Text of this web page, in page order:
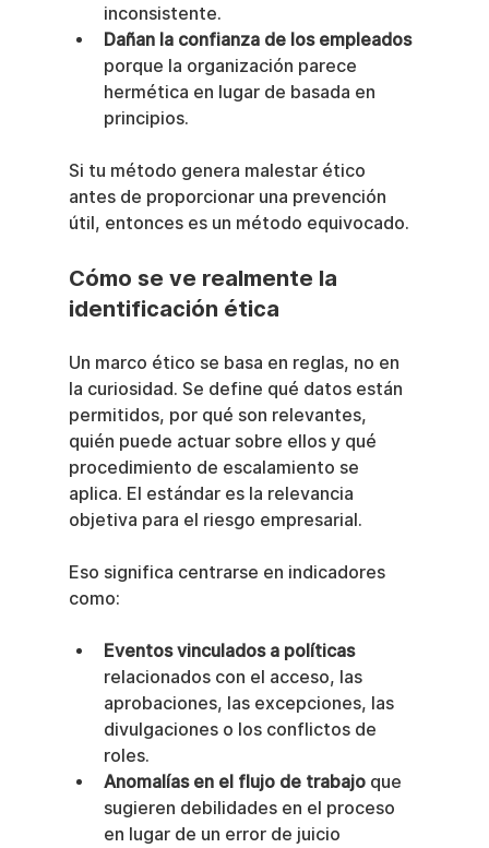
inconsistente.
Dañan la confianza de los empleados
porque la organización parece
hermética en lugar de basada en
principios.
Si tu método genera malestar ético
antes de proporcionar una prevención
útil, entonces es un método equivocado.
Cómo se ve realmente la
identificación ética
Un marco ético se basa en reglas, no en
la curiosidad. Se define qué datos están
permitidos, por qué son relevantes,
quién puede actuar sobre ellos y qué
procedimiento de escalamiento se
aplica. El estándar es la relevancia
objetiva para el riesgo empresarial.
Eso significa centrarse en indicadores
como:
Eventos vinculados a políticas
relacionados con el acceso, las
aprobaciones, las excepciones, las
divulgaciones o los conflictos de
roles.
Anomalías en el flujo de trabajo que
sugieren debilidades en el proceso
en lugar de un error de juicio